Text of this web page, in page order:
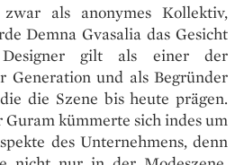
als anonymes Kollektiv,
Demna Gvasalia das Gesicht
gilt als einer der
Generation und als Begründer
die Szene bis heute prägen.
kümmerte sich indes um
des Unternehmens, denn